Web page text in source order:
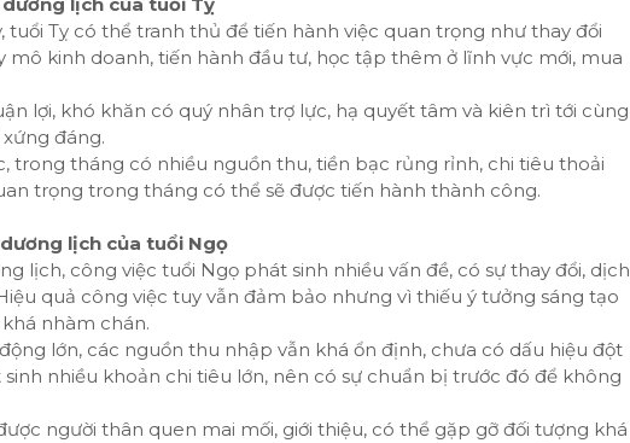
tuổi Tỵ có thể tranh thủ để tiến hành việc quan trọng như thay đổi
mô kinh doanh, tiến hành đầu tư, học tập thêm ở lĩnh vực mới, mua
lợi, khó khăn có quý nhân trợ lực, hạ quyết tâm và kiên trì tới cùng
đáng.
trong tháng có nhiều nguồn thu, tiền bạc rủng rỉnh, chi tiêu thoải
trọng trong tháng có thể sẽ được tiến hành thành công.
lịch của tuổi Ngọ
lịch, công việc tuổi Ngọ phát sinh nhiều vấn đề, có sự thay đổi, dịch
quả công việc tuy vẫn đảm bảo nhưng vì thiếu ý tưởng sáng tạo
nhàm chán.
lớn, các nguồn thu nhập vẫn khá ổn định, chưa có dấu hiệu đột
nhiều khoản chi tiêu lớn, nên có sự chuẩn bị trước đó để không
người thân quen mai mối, giới thiệu, có thể gặp gỡ đối tượng khá